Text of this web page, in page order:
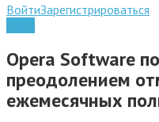
ВойтиЗарегистрироваться
Opera Software
преодолением
ежемесячных